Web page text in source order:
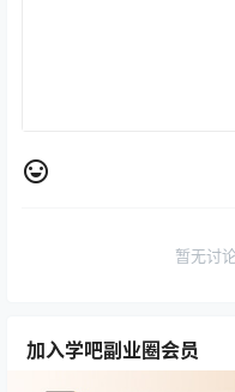
暂无讨
加入学吧副业圈会员